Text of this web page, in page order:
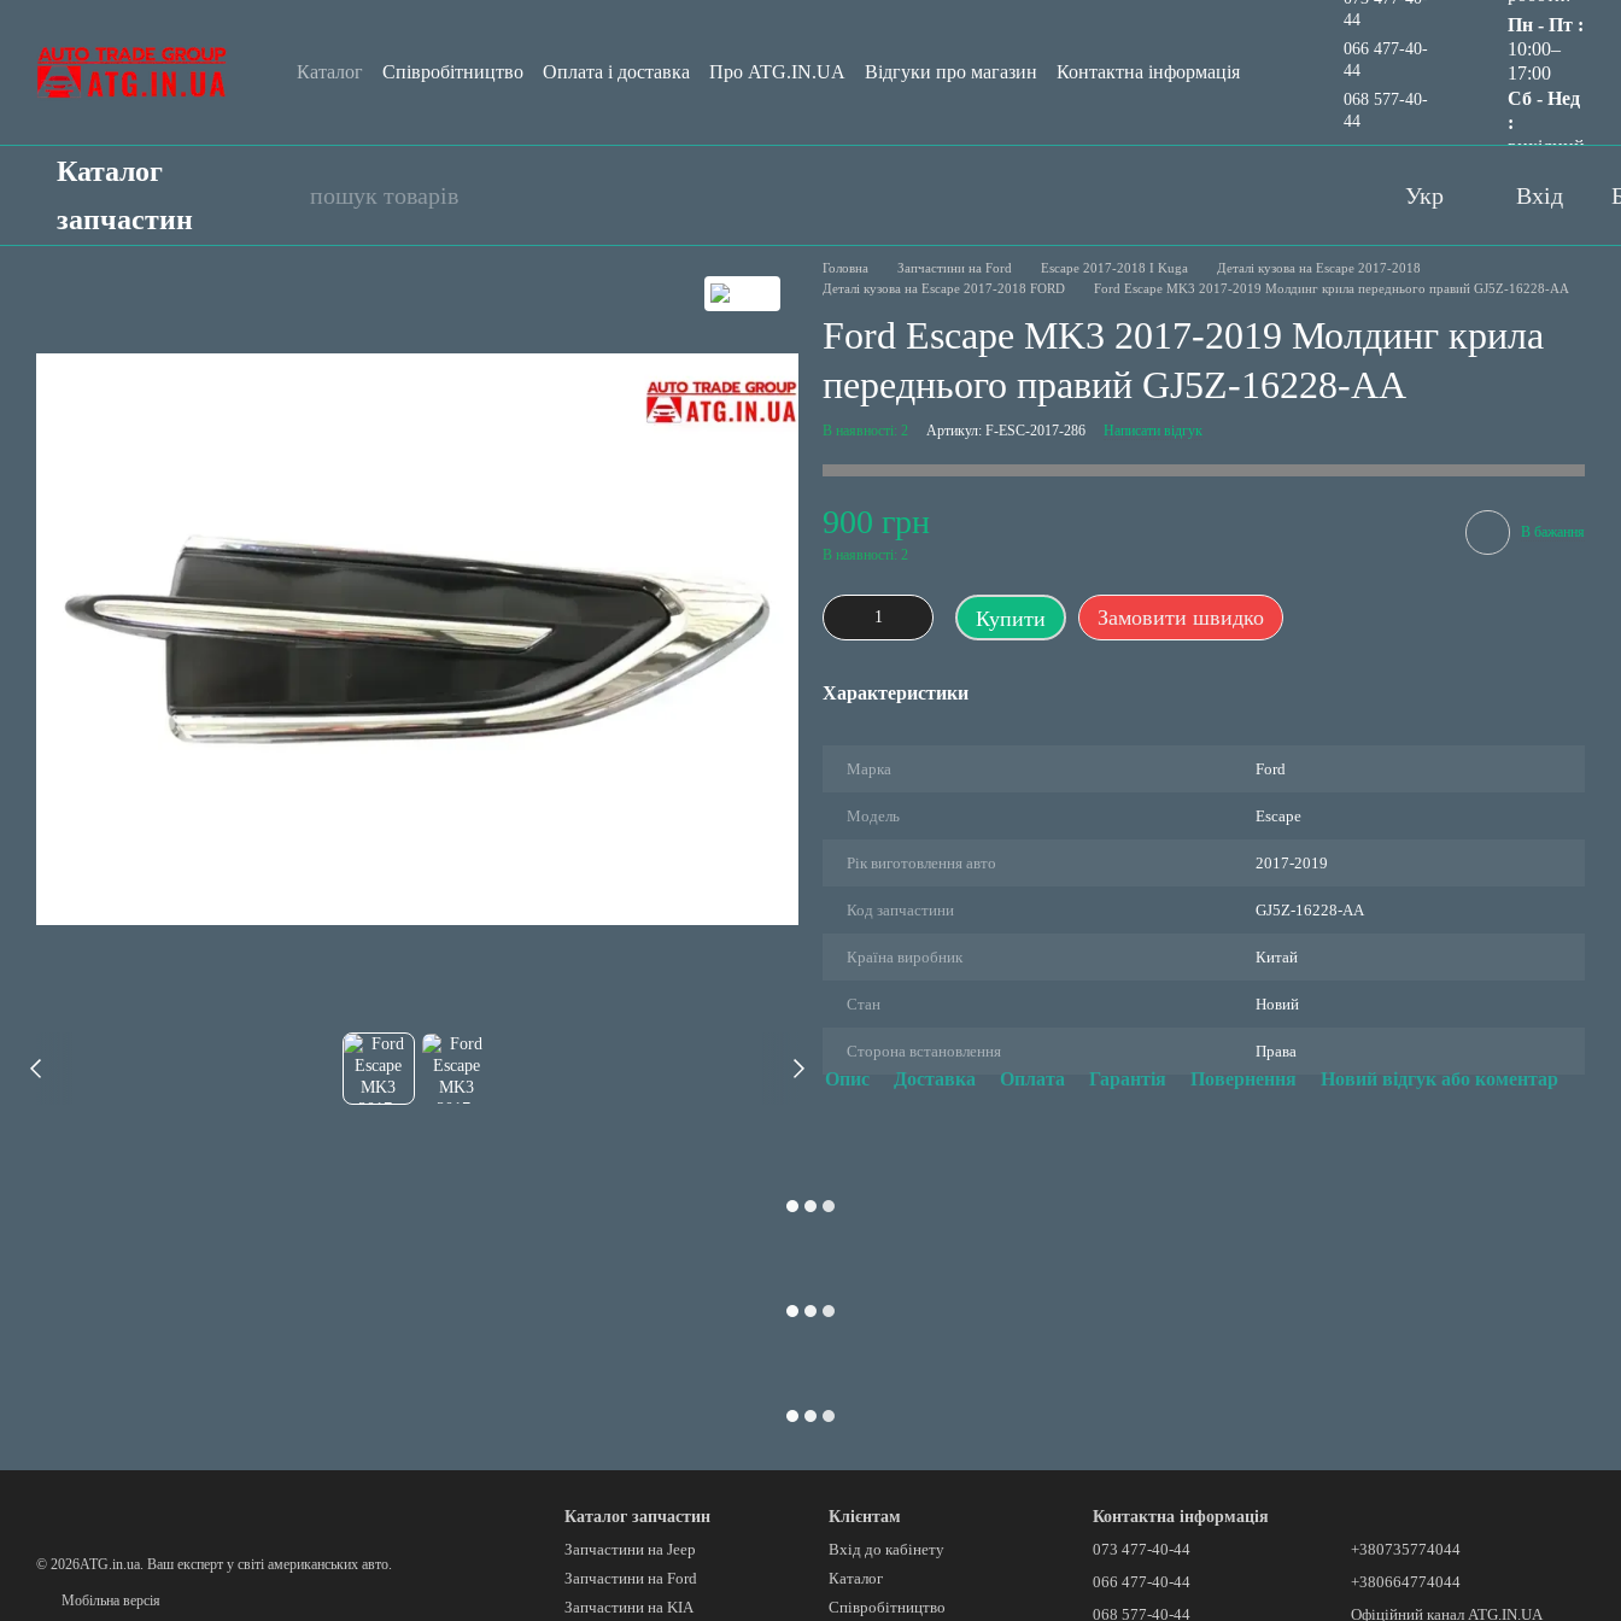
Каталог Співробітництво Оплата і доставка Про ATG.IN.UA Відгуки про магазин
Контактна інформація
44
066 477-40-
44
068 577-40-
44
Передзвонити вам?
Пн - Пт :
10:00–
17:00
Сб - Нед
:
вихідний
Каталог
запчастин
Укр Вхід
Головна Запчастини на Ford Escape 2017-2018 I Kuga
Деталі кузова на Escape 2017-2018
Деталі кузова на Escape 2017-2018 FORD
Ford Escape MK3 2017-2019 Молдинг крила переднього правий GJ5Z-16228-АА
Ford Escape MK3 2017-2019 Молдинг крила
переднього правий GJ5Z-16228-АА
В наявності: 2 Артикул: F-ESC-2017-286 Написати відгук
900 грн
В наявності: 2
В бажання
Купити Замовити швидко
Характеристики
Марка Ford
Модель Escape
Рік виготовлення авто 2017-2019
Код запчастини GJ5Z-16228-АА
Країна виробник Китай
Стан Новий
Сторона встановлення Права
Опис Доставка Оплата Гарантія Повернення Новий відгук або коментар
© 2026ATG.in.ua. Ваш експерт у світі американських авто.
Мобільна версія
Каталог запчастин
Запчастини на Jeep
Запчастини на Ford
Запчастини на KIA
Клієнтам
Вхід до кабінету
Каталог
Співробітництво
Контактна інформація
073 477-40-44
066 477-40-44
068 577-40-44
+380735774044
+380664774044
Офіційний канал ATG.IN.UA